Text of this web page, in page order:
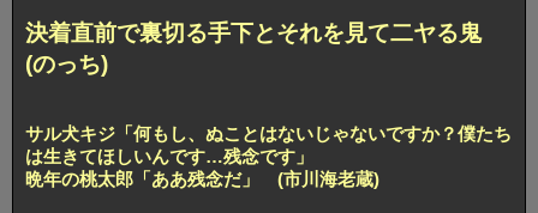
決着直前で裏切る手下とそれを見て二ヤる鬼
(のっち)
サル犬キジ「何もし、ぬことはないじゃないですか？僕たち
は生きてほしいんです…残念です」
晩年の桃太郎「ああ残念だ」 (市川海老蔵)